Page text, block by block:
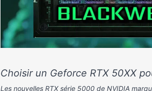
Choisir un Geforce RTX 50XX
Les nouvelles RTX série 5000 de NVIDIA
PC Gamer RTX
5080 Aquarium
7.2
- Jouer à tous les jeux actuels et